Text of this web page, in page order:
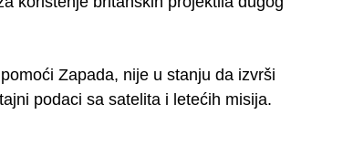
Zapada, nije u stanju da izvrši
podaci sa satelita i letećih misija.